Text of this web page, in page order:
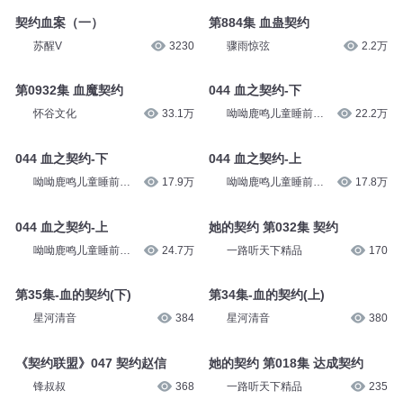
契约血案（一）
苏醒V 3230
第0932集 血魔契约
怀谷文化 33.1万
044 血之契约-下
呦呦鹿鸣儿童睡前故
17.9万
044 血之契约-上
呦呦鹿鸣儿童睡前故
24.7万
第35集-血的契约(下)
星河清音 384
《契约联盟》047 契约赵信
锋叔叔 368
第884集 血蛊契约
骤雨惊弦 2.2万
044 血之契约-下
呦呦鹿鸣儿童睡前故
22.2万
044 血之契约-上
呦呦鹿鸣儿童睡前故
17.8万
她的契约 第032集 契约
一路听天下精品 170
第34集-血的契约(上)
星河清音 380
她的契约 第018集 达成契约
一路听天下精品 235